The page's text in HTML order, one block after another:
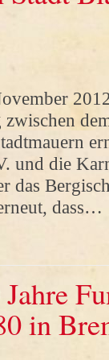
und die
das
dass…
in